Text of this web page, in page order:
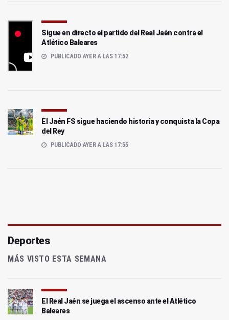
Sigue en directo el partido del Real Jaén contra el
Atlético Baleares
PUBLICADO AYER A LAS 17:52
El Jaén FS sigue haciendo historia y conquista la Copa
del Rey
PUBLICADO AYER A LAS 17:55
Deportes
MÁS VISTO ESTA SEMANA
El Real Jaén se juega el ascenso ante el Atlético
Baleares